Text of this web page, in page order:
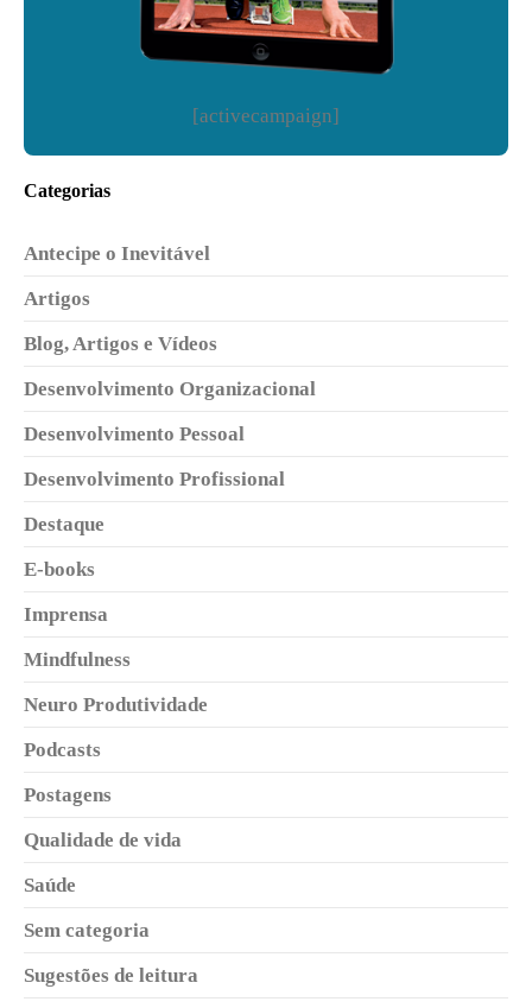
[activecampaign]
Categorias
Antecipe o Inevitável
Artigos
Blog, Artigos e Vídeos
Desenvolvimento Organizacional
Desenvolvimento Pessoal
Desenvolvimento Profissional
Destaque
E-books
Imprensa
Mindfulness
Neuro Produtividade
Podcasts
Postagens
Qualidade de vida
Saúde
Sem categoria
Sugestões de leitura